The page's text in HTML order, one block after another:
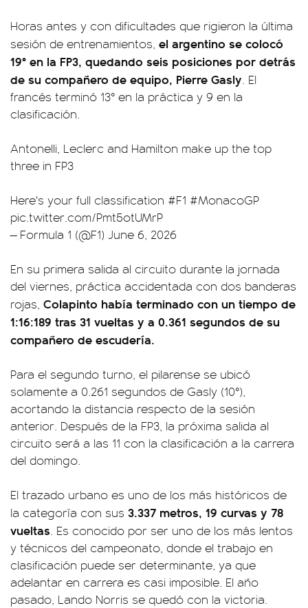
Horas antes y con dificultades que rigieron la última
sesión de entrenamientos, el argentino se colocó
19° en la FP3, quedando seis posiciones por detrás
de su compañero de equipo, Pierre Gasly. El
francés terminó 13° en la práctica y 9 en la
clasificación.
Antonelli, Leclerc and Hamilton make up the top
three in FP3
Here's your full classification #F1 #MonacoGP
pic.twitter.com/Pmt5otUMrP
— Formula 1 (@F1) June 6, 2026
En su primera salida al circuito durante la jornada
del viernes, práctica accidentada con dos banderas
rojas, Colapinto había terminado con un tiempo de
1:16:189 tras 31 vueltas y a 0.361 segundos de su
compañero de escudería.
Para el segundo turno, el pilarense se ubicó
solamente a 0.261 segundos de Gasly (10°),
acortando la distancia respecto de la sesión
anterior. Después de la FP3, la próxima salida al
circuito será a las 11 con la clasificación a la carrera
del domingo.
El trazado urbano es uno de los más históricos de
la categoría con sus 3.337 metros, 19 curvas y 78
vueltas. Es conocido por ser uno de los más lentos
y técnicos del campeonato, donde el trabajo en
clasificación puede ser determinante, ya que
adelantar en carrera es casi imposible. El año
pasado, Lando Norris se quedó con la victoria.